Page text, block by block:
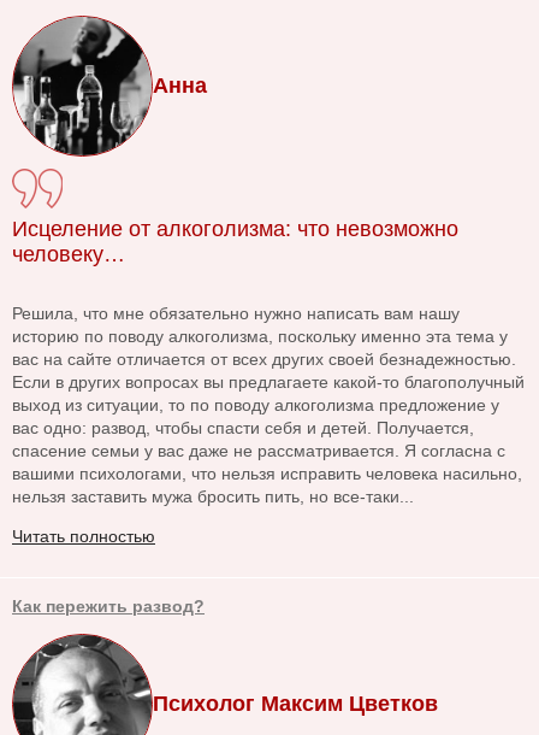
Анна
Исцеление от алкоголизма: что невозможно
человеку…
Решила, что мне обязательно нужно написать вам нашу
историю по поводу алкоголизма, поскольку именно эта тема у
вас на сайте отличается от всех других своей безнадежностью.
Если в других вопросах вы предлагаете какой-то благополучный
выход из ситуации, то по поводу алкоголизма предложение у
вас одно: развод, чтобы спасти себя и детей. Получается,
спасение семьи у вас даже не рассматривается. Я согласна с
вашими психологами, что нельзя исправить человека насильно,
нельзя заставить мужа бросить пить, но все-таки...
Читать полностью
Как пережить развод?
Психолог Максим Цветков